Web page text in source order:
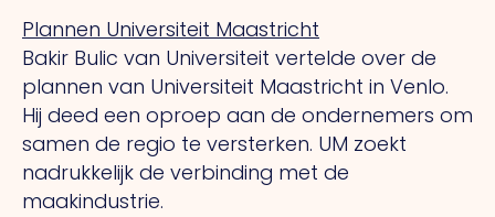
Plannen Universiteit Maastricht
Bakir Bulic van Universiteit vertelde over de
plannen van Universiteit Maastricht in Venlo.
Hij deed een oproep aan de ondernemers om
samen de regio te versterken. UM zoekt
nadrukkelijk de verbinding met de
maakindustrie.